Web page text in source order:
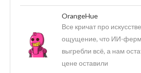
OrangeHue
Все кричат про
ощущение, что ИИ-
выгребли всё, а нам
цене оставили